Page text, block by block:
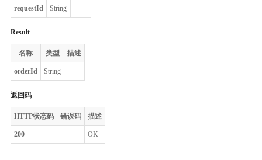
requestId String
Result
名称 类型 描述
orderId String
返回码
HTTP状态码 错误码 描述
200 OK